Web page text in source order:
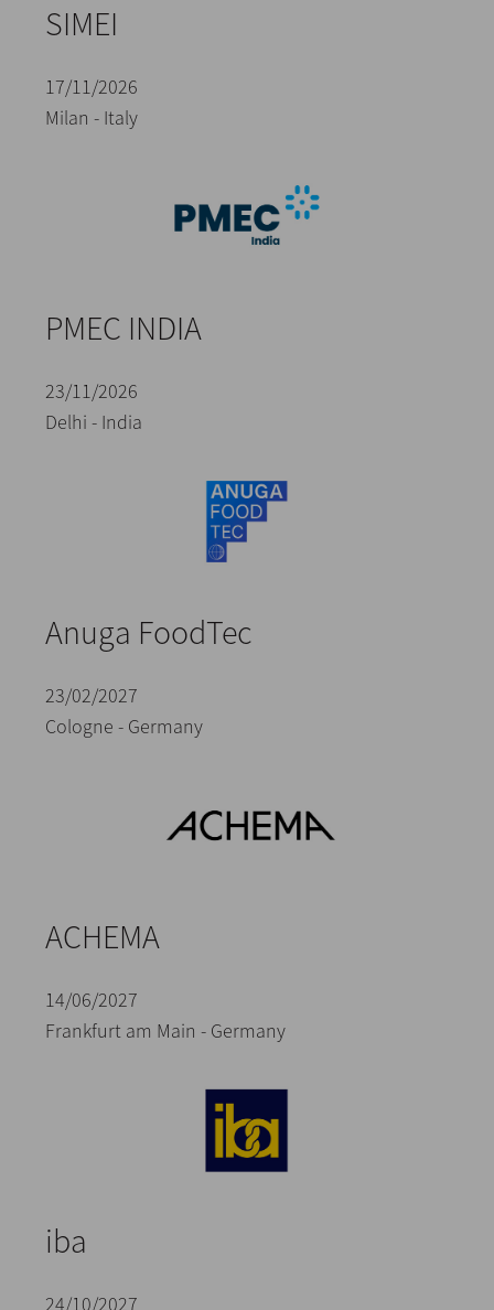
SIMEI
17/11/2026
Milan - Italy
PMEC INDIA
23/11/2026
Delhi - India
Anuga FoodTec
23/02/2027
Cologne - Germany
ACHEMA
14/06/2027
Frankfurt am Main - Germany
iba
24/10/2027